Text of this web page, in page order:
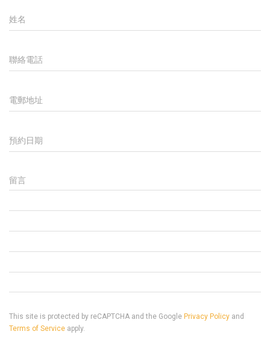
姓名
聯絡電話
電郵地址
預約日期
留言
This site is protected by reCAPTCHA and the Google Privacy Policy and
Terms of Service apply.